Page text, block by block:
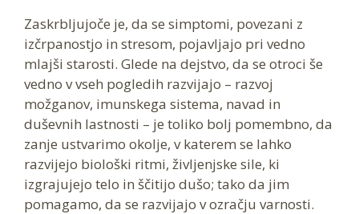
Zaskrbljujoče je, da se simptomi, povezani z
izčrpanostjo in stresom, pojavljajo pri vedno
mlajši starosti. Glede na dejstvo, da se otroci še
vedno v vseh pogledih razvijajo – razvoj
možganov, imunskega sistema, navad in
duševnih lastnosti – je toliko bolj pomembno, da
zanje ustvarimo okolje, v katerem se lahko
razvijejo biološki ritmi, življenjske sile, ki
izgrajujejo telo in ščitijo dušo; tako da jim
pomagamo, da se razvijajo v ozračju varnosti.